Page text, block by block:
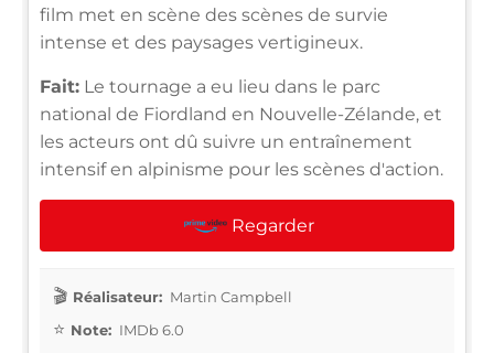
film met en scène des scènes de survie
intense et des paysages vertigineux.
Fait: Le tournage a eu lieu dans le parc
national de Fiordland en Nouvelle-Zélande, et
les acteurs ont dû suivre un entraînement
intensif en alpinisme pour les scènes d'action.
Regarder
Réalisateur: Martin Campbell
Note: IMDb 6.0